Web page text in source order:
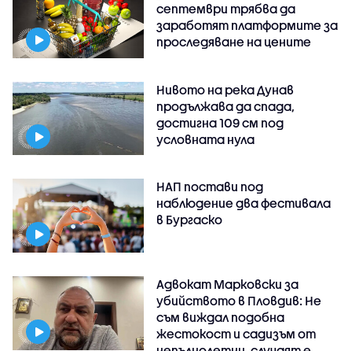
септември трябва да
заработят платформите за
проследяване на цените
Нивото на река Дунав
продължава да спада,
достигна 109 см под
условната нула
НАП постави под
наблюдение два фестивала
в Бургаско
Адвокат Марковски за
убийството в Пловдив: Не
съм виждал подобна
жестокост и садизъм от